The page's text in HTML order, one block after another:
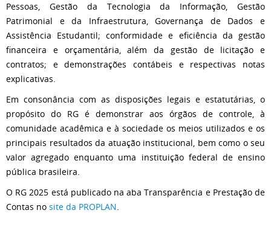
Pessoas, Gestão da Tecnologia da Informação, Gestão
Patrimonial e da Infraestrutura, Governança de Dados e
Assistência Estudantil; conformidade e eficiência da gestão
financeira e orçamentária, além da gestão de licitação e
contratos; e demonstrações contábeis e respectivas notas
explicativas.
Em consonância com as disposições legais e estatutárias, o
propósito do RG é demonstrar aos órgãos de controle, à
comunidade acadêmica e à sociedade os meios utilizados e os
principais resultados da atuação institucional, bem como o seu
valor agregado enquanto uma instituição federal de ensino
pública brasileira.
O RG 2025 está publicado na aba Transparência e Prestação de
Contas no site da PROPLAN.